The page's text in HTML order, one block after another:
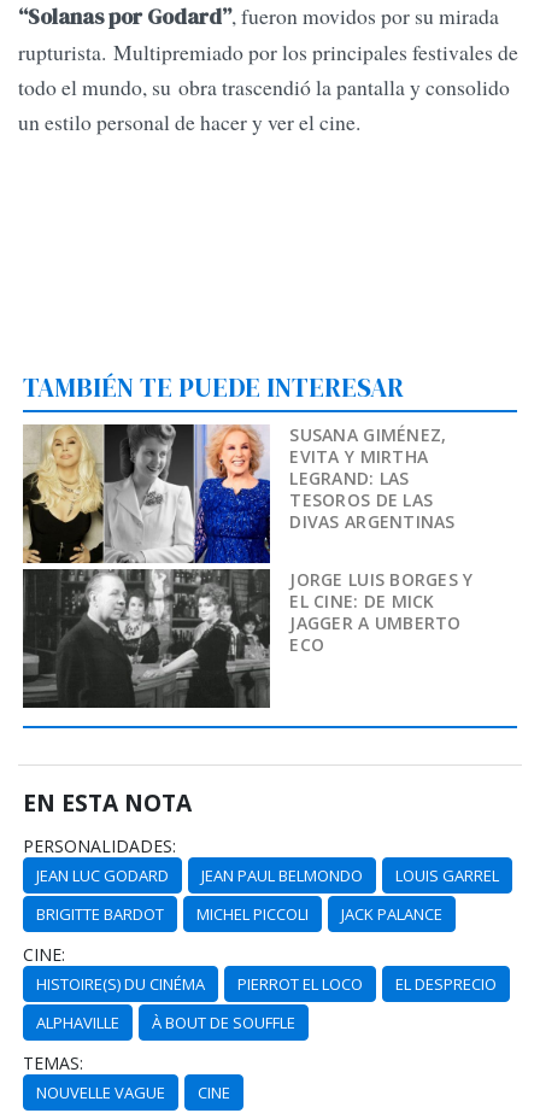
“Solanas por Godard”, fueron movidos por su mirada
rupturista. Multipremiado por los principales festivales de
todo el mundo, su obra trascendió la pantalla y consolido
un estilo personal de hacer y ver el cine.
TAMBIÉN TE PUEDE INTERESAR
SUSANA GIMÉNEZ,
EVITA Y MIRTHA
LEGRAND: LAS
TESOROS DE LAS
DIVAS ARGENTINAS
JORGE LUIS BORGES Y
EL CINE: DE MICK
JAGGER A UMBERTO
ECO
EN ESTA NOTA
PERSONALIDADES:
JEAN LUC GODARD JEAN PAUL BELMONDO
LOUIS GARREL
BRIGITTE BARDOT
MICHEL PICCOLI JACK PALANCE
CINE:
HISTOIRE(S) DU CINÉMA PIERROT EL LOCO
EL DESPRECIO
ALPHAVILLE
À BOUT DE SOUFFLE
TEMAS:
NOUVELLE VAGUE CINE